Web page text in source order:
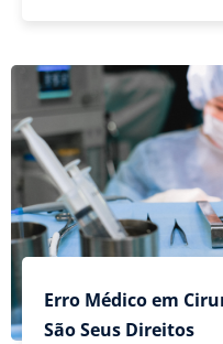
Erro Médico em
São Seus Direitos